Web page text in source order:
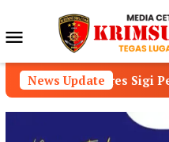
konten Menu
Mobile
News Update
Sigi Perkuat